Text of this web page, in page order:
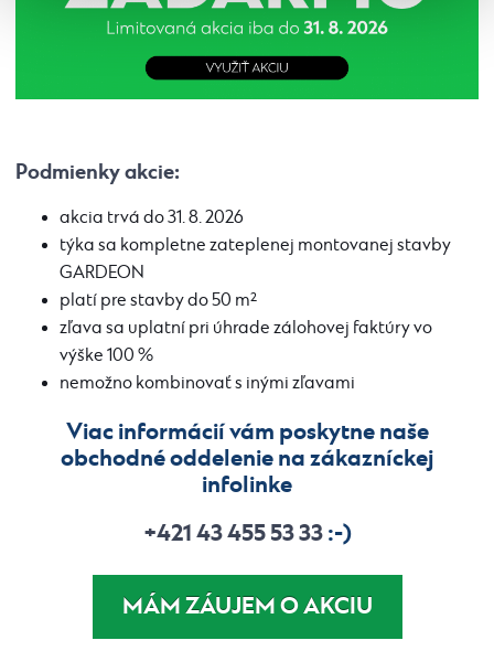
Podmienky akcie:
akcia trvá do 31. 8. 2026
týka sa kompletne zateplenej montovanej stavby
GARDEON
platí pre stavby do 50 m²
zľava sa uplatní pri úhrade zálohovej faktúry vo
výške 100 %
nemožno kombinovať s inými zľavami
Viac informácií vám poskytne naše
obchodné oddelenie na zákazníckej
infolinke
+421 43 455 53 33:-)
MÁM ZÁUJEM O AKCIU